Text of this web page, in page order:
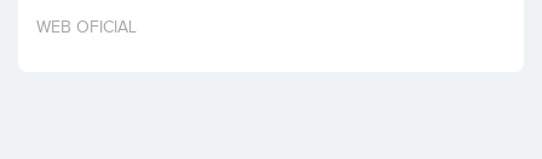
Invertir
WEB OFICIAL